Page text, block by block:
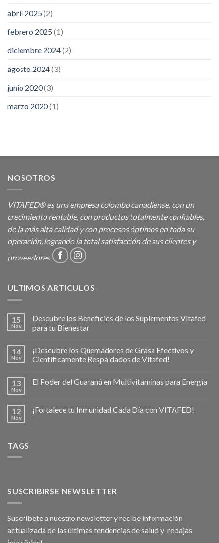
abril 2025 (2)
febrero 2025 (1)
diciembre 2024(2)
agosto 2024(3)
junio 2020(3)
marzo 2020(1)
NOSOTROS
VITAFED® es una empresa colombo canadiense, con un
crecimiento rentable, con productos totalmente confiables,
de la más alta calidad y con procesos óptimos en toda su
operación, logrando la total satisfacción de sus clientes y
proveedores
ULTIMOS ARTICULOS
15
Nov
Descubre los Beneficios de los Suplementos Vitafed
para tu Bienestar
14
Nov
¡Descubre los Quemadores de Grasa Efectivos y
Científicamente Respaldados de Vitafed!
13
Nov
El Poder del Guaraná en Multivitaminas para Energía
12
Nov
¡Fortalece tu Inmunidad Cada Día con VITAFED!
TAGS
SUSCRIBIRSE NEWSLETTER
Suscríbete a nuestro newsletter y recibe información
actualizada de las últimas tendencias de salud y rebajas